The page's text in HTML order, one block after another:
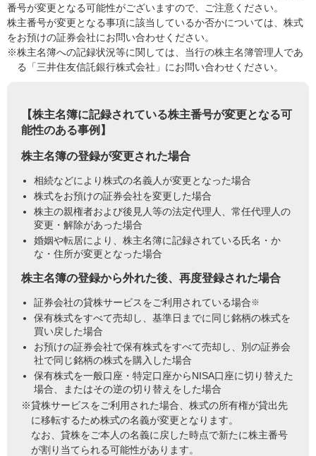
番号が変更となる可能性がございますので、ご注意ください。
株主番号が変更となる事項に該当しているか否かについては、株式
をお預けの証券会社にお問い合わせください。
※株主名簿への記録状況等に関しては、当行の株主名簿管理人であ
る「三井住友信託銀行株式会社」にお問い合わせください。
【株主名簿に記録されている株主番号が変更となる可
能性のある事例】
株主名簿の登録が変更された場合
相続などにより株式の名義人が変更となった場合
株式をお預けの証券会社を変更した場合
株主の親権者および後見人等の法定代理人、常任代理人の
変更・解除があった場合
婚姻や転居により、株主名簿に記録されている氏名・か
な・住所が変更となった場合
株主名簿の登録から外れた後、再度登録された場合
証券会社の貸株サービスをご利用されている場合※
保有株式をすべて売却し、基準日までに同じ銘柄の株式を
買い戻した場合
お預けの証券会社で保有株式をすべて売却し、別の証券会
社で同じ銘柄の株式を購入した場合
保有株式を一般口座・特定口座からNISA口座に切り替えた
場合、またはその逆の切り替えをした場合
※貸株サービスをご利用された場合、株式の所有権が貸出先
に移転するため株式の名義が変更となります。
なお、貸株をご本人の名義に戻した時点で新たに株主番号
が割り当てられる可能性があります。